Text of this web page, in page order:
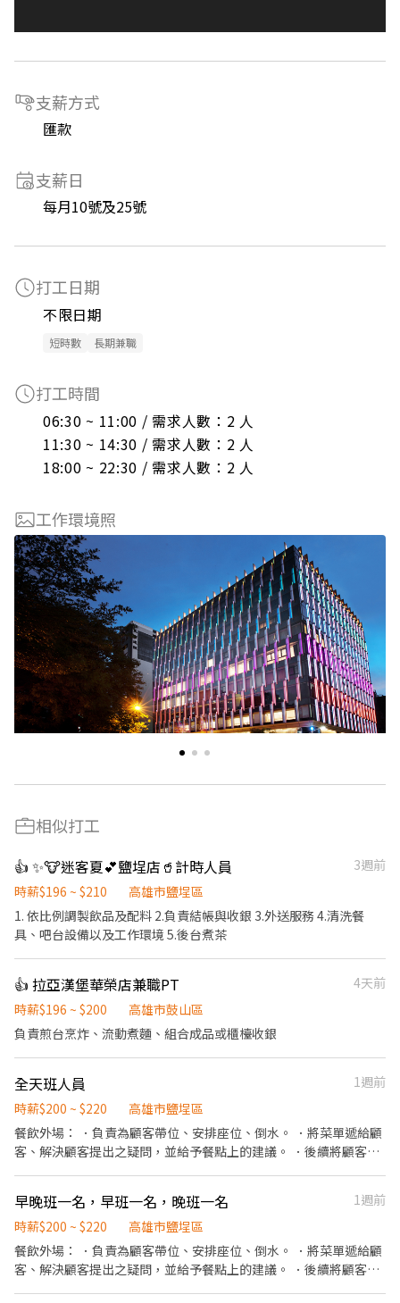
支薪方式
匯款
支薪日
每月10號及25號
打工日期
不限日期
短時數 長期兼職
打工時間
06:30 ~ 11:00 / 需求人數：2 人
11:30 ~ 14:30 / 需求人數：2 人
18:00 ~ 22:30 / 需求人數：2 人
工作環境照
相似打工
👍 ✨🐮迷客夏💕鹽埕店🥤計時人員
3週前
時薪$196 ~ $210
高雄市鹽埕區
1. 依比例調製飲品及配料 2.負責結帳與收銀 3.外送服務 4.清洗餐
具、吧台設備以及工作環境 5.後台煮茶
👍 拉亞漢堡華榮店兼職PT
4天前
時薪$196 ~ $200
高雄市鼓山區
負責煎台烹炸、流動煮麵、組合成品或櫃檯收銀
全天班人員
1週前
時薪$200 ~ $220
高雄市鹽埕區
餐飲外場： ．負責為顧客帶位、安排座位、倒水。 ．將菜單遞給顧
客、解決顧客提出之疑問，並給予餐點上的建議。 ．後續將顧客點
負責結帳、收銀等工作。 餐飲內場： ．擔任廚師的助手，處理烹飪
前與烹飪中之準備工作與其他餐廳相關事務。 ．負責洗、剝、削、
切各種食材。 ．負責清理工作環境、設備和餐具。 ．準備不同餐點
所需要的食材。 ．協助測量食材的容量與重量。 ．負責擺盤、打包
早晚班一名，早班一名，晚班一名
1週前
時薪$200 ~ $220
高雄市鹽埕區
餐飲外場： ．負責為顧客帶位、安排座位、倒水。 ．將菜單遞給顧
客、解決顧客提出之疑問，並給予餐點上的建議。 ．後續將顧客點